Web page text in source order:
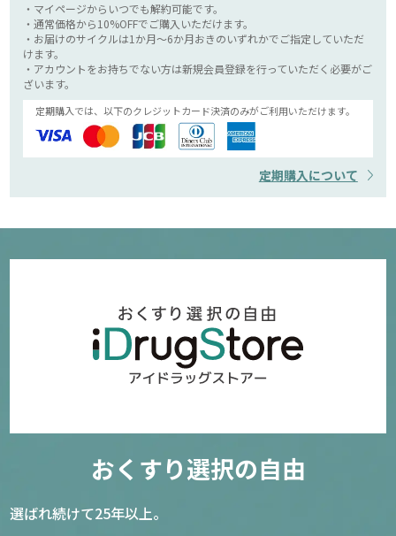
・マイページからいつでも解約可能です。
・通常価格から10%OFFでご購入いただけます。
・お届けのサイクルは1か月～6か月おきのいずれかでご指定していただ
けます。
・アカウントをお持ちでない方は新規会員登録を行っていただく必要がご
ざいます。
定期購入では、以下のクレジットカード決済のみがご利用いただけます。
定期購入について
おくすり選択の自由
選ばれ続けて25年以上。